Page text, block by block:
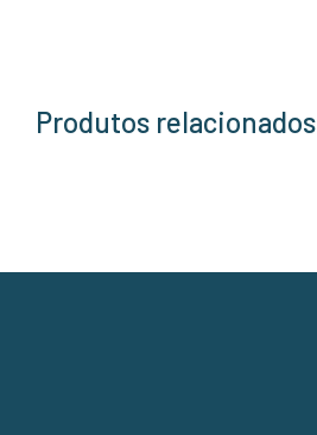
Produtos relacionados